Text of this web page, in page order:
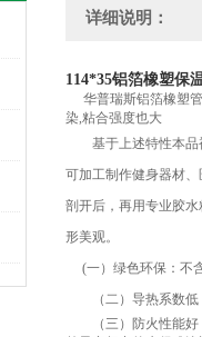
详细说明：
114*35铝箔橡塑保
华普瑞斯铝箔橡塑
染,粘合强度也大
基于上述特性本品被
可加工制作健身器材
剖开后，再用专业胶
形美观。
(一）绿色环保：不
（二）导热系数低：
（三）防火性能好